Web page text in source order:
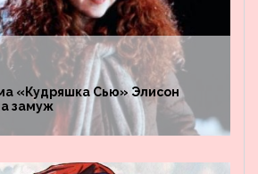
«Кудряшка Сью» Элисон
замуж